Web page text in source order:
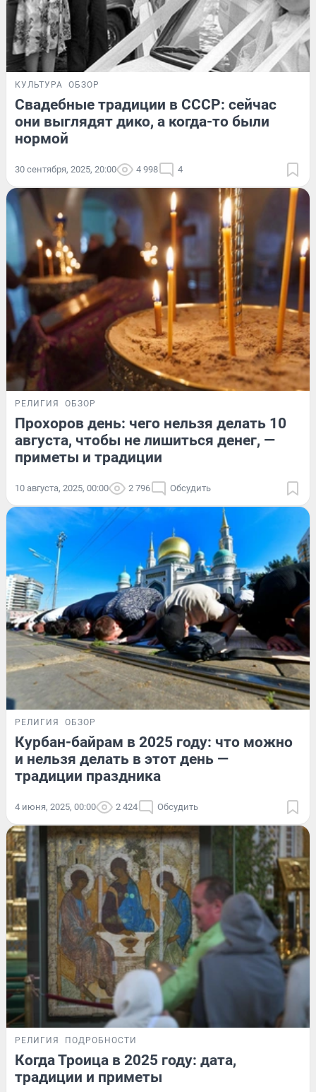
КУЛЬТУРА ОБЗОР
Свадебные традиции в СССР: сейчас
они выглядят дико, а когда-то были
нормой
30 сентября, 2025, 20:00 4 998 4
РЕЛИГИЯ ОБЗОР
Прохоров день: чего нельзя делать 10
августа, чтобы не лишиться денег, —
приметы и традиции
10 августа, 2025, 00:00 2 796 Обсудить
РЕЛИГИЯ ОБЗОР
Курбан-байрам в 2025 году: что можно
и нельзя делать в этот день —
традиции праздника
4 июня, 2025, 00:00 2 424 Обсудить
РЕЛИГИЯ ПОДРОБНОСТИ
Когда Троица в 2025 году: дата,
традиции и приметы